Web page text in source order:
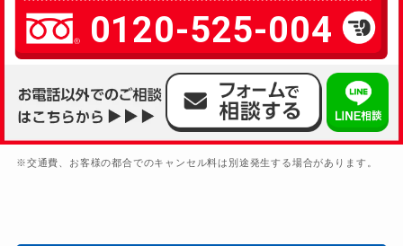
0120-525-004
※交通費、お客様の都合でのキャンセル料は別途発生する場合があります。